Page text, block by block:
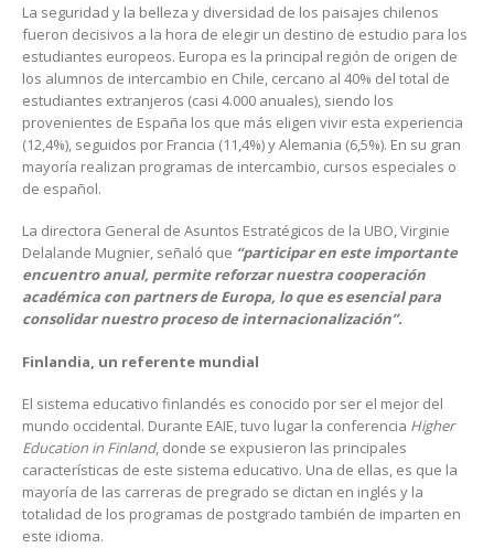
La seguridad y la belleza y diversidad de los paisajes chilenos
fueron decisivos a la hora de elegir un destino de estudio para los
estudiantes europeos. Europa es la principal región de origen de
los alumnos de intercambio en Chile, cercano al 40% del total de
estudiantes extranjeros (casi 4.000 anuales), siendo los
provenientes de España los que más eligen vivir esta experiencia
(12,4%), seguidos por Francia (11,4%) y Alemania (6,5%). En su gran
mayoría realizan programas de intercambio, cursos especiales o
de español.
La directora General de Asuntos Estratégicos de la UBO, Virginie
Delalande Mugnier, señaló que “participar en este importante
encuentro anual, permite reforzar nuestra cooperación
académica con partners de Europa, lo que es esencial para
consolidar nuestro proceso de internacionalización”.
Finlandia, un referente mundial
El sistema educativo finlandés es conocido por ser el mejor del
mundo occidental. Durante EAIE, tuvo lugar la conferencia Higher
Education in Finland, donde se expusieron las principales
características de este sistema educativo. Una de ellas, es que la
mayoría de las carreras de pregrado se dictan en inglés y la
totalidad de los programas de postgrado también de imparten en
este idioma.